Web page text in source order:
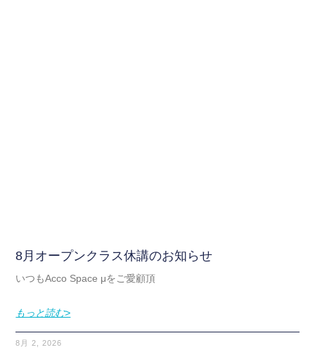
8月オープンクラス休講のお知らせ
いつもAcco Space μをご愛顧頂
もっと読む>
8月 2, 2026